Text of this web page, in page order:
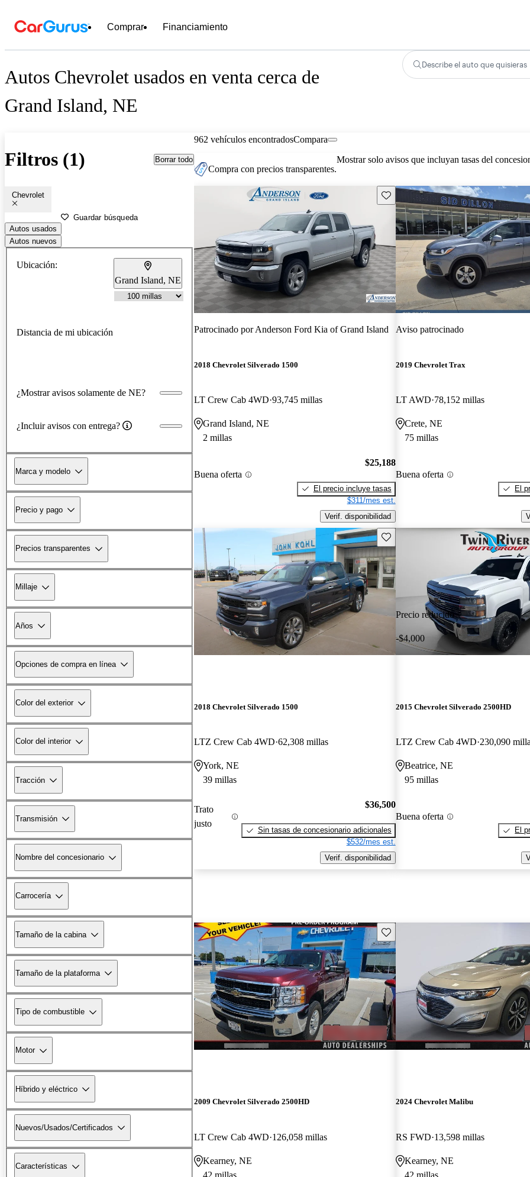
Comprar Financiamiento
Autos Chevrolet usados en venta cerca de
Grand Island, NE
Describe el auto que quisieras
Filtros (1) Borrar todo
Chevrolet
Guardar búsqueda
Autos usados
Autos nuevos
Ubicación:
Grand Island, NE
Distancia de mi ubicación
¿Mostrar avisos solamente de NE?
¿Incluir avisos con entrega?
Marca y modelo
Precio y pago
Precios transparentes
Millaje
Años
Opciones de compra en línea
Color del exterior
Color del interior
Tracción
Transmisión
Nombre del concesionario
Carrocería
Tamaño de la cabina
Tamaño de la plataforma
Tipo de combustible
Motor
Híbrido y eléctrico
Nuevos/Usados/Certificados
Características
962 vehículos encontradosCompara
Compra con precios transparentes.
Mostrar solo avisos que incluyan tasas del
Guarda este Aviso
Patrocinado porAnderson Ford Kia of Grand Island
2018 Chevrolet Silverado 1500
LT Crew Cab 4WD 93,745 millas
Grand Island, NE
2 millas
Buena oferta
$25,188
El precio incluye tasas
$311/mes est.
Verif. disponibilidad
Aviso patrocinado
2019 Chevrolet Trax
LT AWD 78,152 millas
Crete, NE
75 millas
Buena oferta
El
Guarda este Aviso
2018 Chevrolet Silverado 1500
LTZ Crew Cab 4WD 62,308 millas
York, NE
39 millas
Trato
justo
$36,500
Sin tasas de concesionario adicionales
$532/mes est.
Verif. disponibilidad
Precio reducido
-$4,000
2015 Chevrolet Silverado 2500HD
LTZ Crew Cab 4WD 230,090
Beatrice, NE
95 millas
Buena oferta
El
Guarda este Aviso
2009 Chevrolet Silverado 2500HD
LT Crew Cab 4WD 126,058 millas
Kearney, NE
42 millas
2024 Chevrolet Malibu
RS FWD 13,598 millas
Kearney, NE
42 millas